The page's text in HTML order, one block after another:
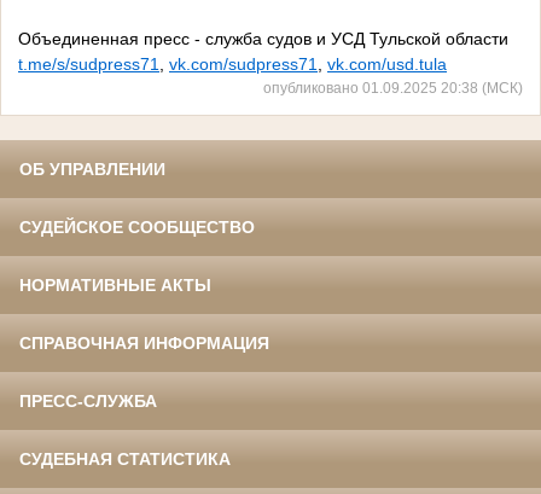
Объединенная пресс - служба судов и УСД Тульской области
t.me/s/sudpress71
vk.com/sudpress71 vk.com/usd.tula
опубликовано 01.09.2025 20:38 (МСК)
ОБ УПРАВЛЕНИИ
СУДЕЙСКОЕ СООБЩЕСТВО
НОРМАТИВНЫЕ АКТЫ
СПРАВОЧНАЯ ИНФОРМАЦИЯ
ПРЕСС-СЛУЖБА
СУДЕБНАЯ СТАТИСТИКА